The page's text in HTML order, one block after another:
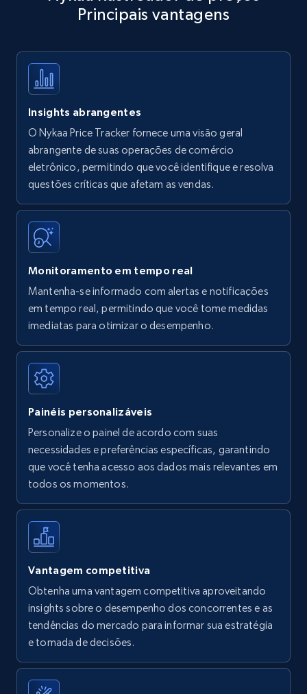
Title, Seller name, Brand, Description, Initial
35.2K+
Amazon products - find products by using
upc numbers
Title, Seller name, Brand, Description, Initial
price, Currency, Availability, Reviews count, and
35.2K+
Amazon Reviews
URL, Product name, Product rating, Product
Author name, Asin, and more.
7.4K+ 870+
Walmart - products
Specifications, Image urls, Top reviews, and
more.
5.6K+ 875+
Walmart - products - Find new products by
using specific category URL
URL, Final price, Sku, Currency, Gtin,
Specifications, Image urls, Top reviews, and
Principais vantagens
Insights abrangentes
O Nykaa Price Tracker fornece uma visão geral
abrangente de suas operações de comércio
eletrônico, permitindo que você identifique e resolva
questões críticas que afetam as vendas.
Monitoramento em tempo real
Mantenha-se informado com alertas e notificações
em tempo real, permitindo que você tome medidas
imediatas para otimizar o desempenho.
Painéis personalizáveis
Personalize o painel de acordo com suas
necessidades e preferências específicas, garantindo
que você tenha acesso aos dados mais relevantes em
todos os momentos.
Vantagem competitiva
Obtenha uma vantagem competitiva aproveitando
insights sobre o desempenho dos concorrentes e as
tendências do mercado para informar sua estratégia
e tomada de decisões.